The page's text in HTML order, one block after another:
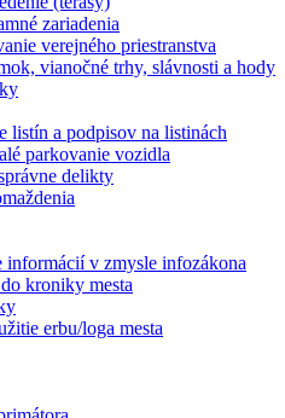
zariadenia
verejného priestranstva
vianočné trhy, slávnosti a hody
listín a podpisov na listinách
parkovanie vozidla
delikty
informácií v zmysle infozákona
kroniky mesta
erbu/loga mesta